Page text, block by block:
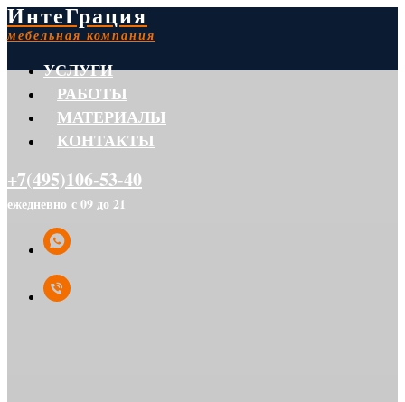
ИнтеГрация
мебельная компания
УСЛУГИ
РАБОТЫ
МАТЕРИАЛЫ
КОНТАКТЫ
+7(495)106-53-40
ежедневно с 09 до 21